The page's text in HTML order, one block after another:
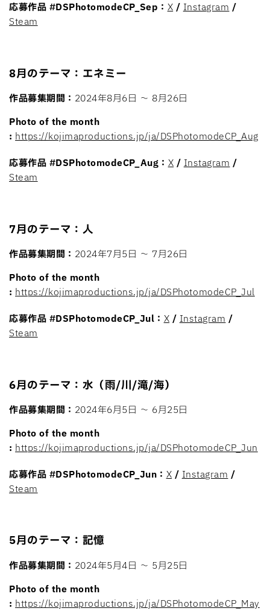
応募作品 #DSPhotomodeCP_Sep：X/Instagram/
Steam
8月のテーマ：エネミー
作品募集期間： 2024年8月6日 〜 8月26日
Photo of the month
:https://kojimaproductions.jp/ja/DSPhotomodeCP_Aug
応募作品 #DSPhotomodeCP_Aug：X/Instagram/
Steam
7月のテーマ：人
作品募集期間： 2024年7月5日 〜 7月26日
Photo of the month
:https://kojimaproductions.jp/ja/DSPhotomodeCP_Jul
応募作品 #DSPhotomodeCP_Jul：X/Instagram/
Steam
6月のテーマ：水（雨/川/滝/海）
作品募集期間： 2024年6月5日 〜 6月25日
Photo of the month
:https://kojimaproductions.jp/ja/DSPhotomodeCP_Jun
応募作品 #DSPhotomodeCP_Jun：X/Instagram/
Steam
5月のテーマ：記憶
作品募集期間： 2024年5月4日 〜 5月25日
Photo of the month
:https://kojimaproductions.jp/ja/DSPhotomodeCP_May